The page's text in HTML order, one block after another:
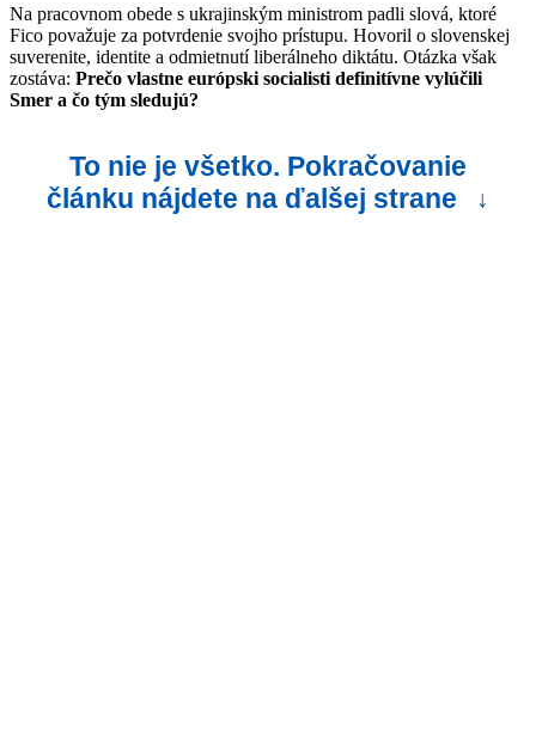
Na pracovnom obede s ukrajinským ministrom padli slová, ktoré
Fico považuje za potvrdenie svojho prístupu. Hovoril o slovenskej
suverenite, identite a odmietnutí liberálneho diktátu. Otázka však
zostáva: Prečo vlastne európski socialisti definitívne vylúčili
Smer a čo tým sledujú?
To nie je všetko. Pokračovanie
článku nájdete na ďalšej strane
↓